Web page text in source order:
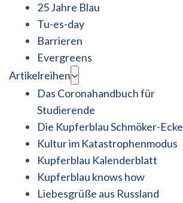
25 Jahre Blau
Tu-es-day
Barrieren
Evergreens
Artikelreihen
Das Coronahandbuch für
Studierende
Die Kupferblau Schmöker-Ecke
Kultur im Katastrophenmodus
Kupferblau Kalenderblatt
Kupferblau knows how
Liebesgrüße aus Russland